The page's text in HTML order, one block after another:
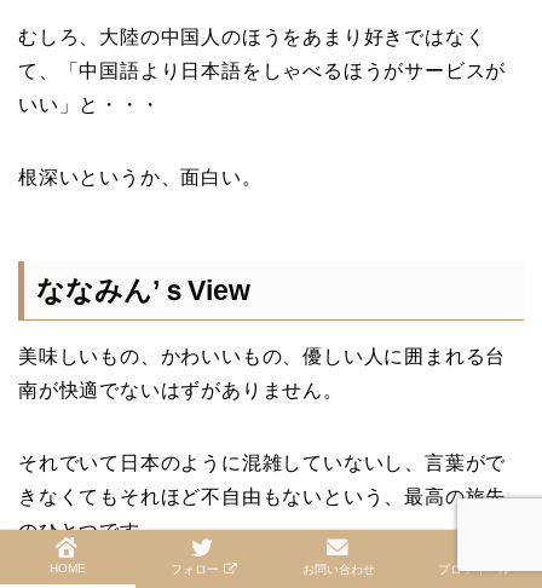
むしろ、大陸の中国人のほうをあまり好きではなく
て、「中国語より日本語をしゃべるほうがサービスが
いい」と・・・
根深いというか、面白い。
ななみん’ｓView
美味しいもの、かわいいもの、優しい人に囲まれる台
南が快適でないはずがありません。
それでいて日本のように混雑していないし、言葉がで
きなくてもそれほど不自由もないという、最高の旅先
のひとつです。
HOME フォロー お問い合わせ プロフィール